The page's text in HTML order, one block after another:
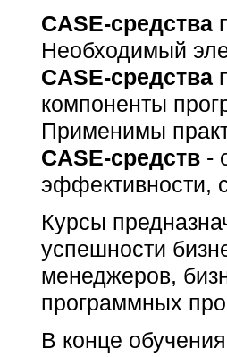
CASE-средства
Необходимый
CASE-средства
компоненты
Применимы
CASE-средств -
эффективности,
Курсы
успешности
менеджеров,
программных
В конце